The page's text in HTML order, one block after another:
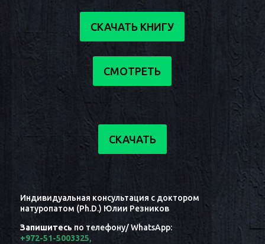
СКАЧАТЬ КНИГУ
СМОТРЕТЬ
СКАЧАТЬ
Индивидуальная консультация с доктором
натуропатом (Ph.D.) Юлии Резников
Запишитесь по телефону/ WhatsApp:
+972-51-5003325,